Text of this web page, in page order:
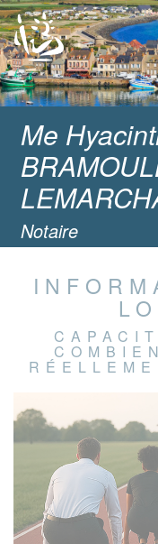
Me
Notaire